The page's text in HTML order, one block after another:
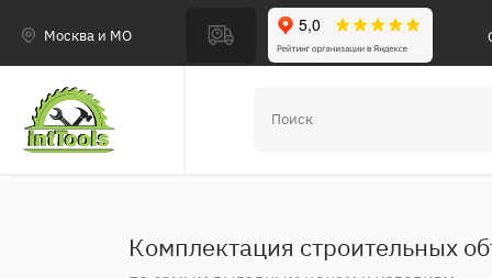
Москва и МО
Комплектация строительных